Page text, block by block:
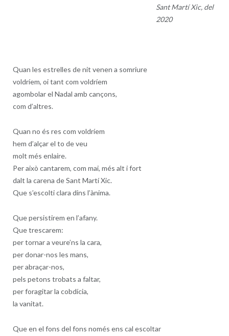
Sant Martí Xic, del
2020
Quan les estrelles de nit venen a somriure
voldríem, oi tant com voldríem
agombolar el Nadal amb cançons,
com d’altres.
Quan no és res com voldríem
hem d’alçar el to de veu
molt més enlaire.
Per això cantarem, com mai, més alt i fort
dalt la carena de Sant Martí Xic.
Que s’escolti clara dins l’ànima.
Que persistirem en l’afany.
Que trescarem:
per tornar a veure’ns la cara,
per donar-nos les mans,
per abraçar-nos,
pels petons trobats a faltar,
per foragitar la cobdícia,
la vanitat.
Que en el fons del fons només ens cal escoltar